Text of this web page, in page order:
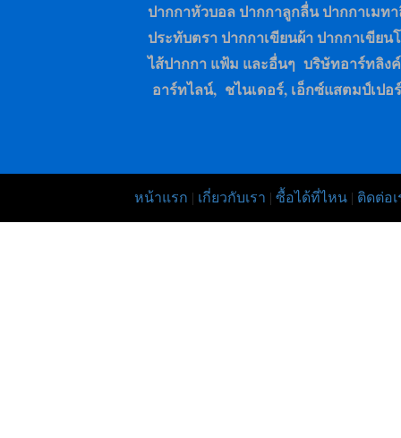
ปากกาหัวบอล ปากกาลูกลื่น ปากกาเม
ประทับตรา ปากกาเขียนผ้า ปากกาเขีย
ไส้ปากกา แฟ้ม และอื่นๆ บริษัทอาร์ทลิง
อาร์ทไลน์, ชไนเดอร์, เอ็กซ์แสตมป์เปอ
หน้าแรก | เกี่ยวกับเรา | ซื้อได้ที่ไหน | ติดต่อเ